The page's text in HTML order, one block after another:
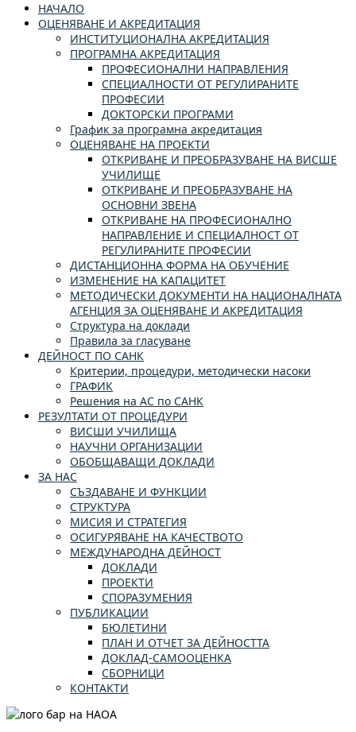
НАЧАЛО
ОЦЕНЯВАНЕ И АКРЕДИТАЦИЯ
ИНСТИТУЦИОНАЛНА АКРЕДИТАЦИЯ
ПРОГРАМНА АКРЕДИТАЦИЯ
ПРОФЕСИОНАЛНИ НАПРАВЛЕНИЯ
СПЕЦИАЛНОСТИ ОТ РЕГУЛИРАНИТЕ
ПРОФЕСИИ
ДОКТОРСКИ ПРОГРАМИ
График за програмна акредитация
ОЦЕНЯВАНЕ НА ПРОЕКТИ
ОТКРИВАНЕ И ПРЕОБРАЗУВАНЕ НА ВИСШЕ
УЧИЛИЩЕ
ОТКРИВАНЕ И ПРЕОБРАЗУВАНЕ НА
ОСНОВНИ ЗВЕНА
ОТКРИВАНЕ НА ПРОФЕСИОНАЛНО
НАПРАВЛЕНИЕ И СПЕЦИАЛНОСТ ОТ
РЕГУЛИРАНИТЕ ПРОФЕСИИ
ДИСТАНЦИОННА ФОРМА НА ОБУЧЕНИЕ
ИЗМЕНЕНИЕ НА КАПАЦИТЕТ
МЕТОДИЧЕСКИ ДОКУМЕНТИ НА НАЦИОНАЛНАТА
АГЕНЦИЯ ЗА ОЦЕНЯВАНЕ И АКРЕДИТАЦИЯ
Структура на доклади
Правила за гласуване
ДЕЙНОСТ ПО САНК
Критерии, процедури, методически насоки
ГРАФИК
Решения на АС по САНК
РЕЗУЛТАТИ ОТ ПРОЦЕДУРИ
ВИСШИ УЧИЛИЩА
НАУЧНИ ОРГАНИЗАЦИИ
ОБОБЩАВАЩИ ДОКЛАДИ
ЗА НАС
СЪЗДАВАНЕ И ФУНКЦИИ
СТРУКТУРА
МИСИЯ И СТРАТЕГИЯ
ОСИГУРЯВАНЕ НА КАЧЕСТВОТО
МЕЖДУНАРОДНА ДЕЙНОСТ
ДОКЛАДИ
ПРОЕКТИ
СПОРАЗУМЕНИЯ
ПУБЛИКАЦИИ
БЮЛЕТИНИ
ПЛАН И ОТЧЕТ ЗА ДЕЙНОСТТА
ДОКЛАД-САМООЦЕНКА
СБОРНИЦИ
КОНТАКТИ